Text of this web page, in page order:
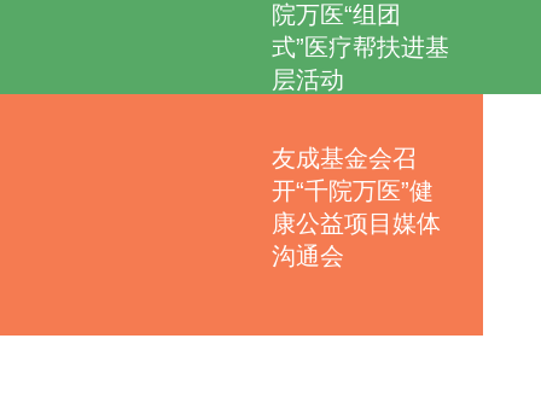
院万医“组团
式”医疗帮扶进基
层活动
友成基金会召
开“千院万医”健
康公益项目媒体
沟通会